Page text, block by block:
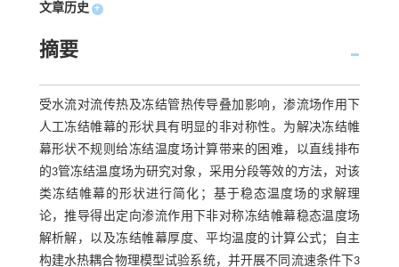
文章历史 +
摘要
受水流对流传热及冻结管热传导叠加影响，渗流场作用下
人工冻结帷幕的形状具有明显的非对称性。为解决冻结帷
幕形状不规则给冻结温度场计算带来的困难，以直线排布
的3管冻结温度场为研究对象，采用分段等效的方法，对该
类冻结帷幕的形状进行简化；基于稳态温度场的求解理
论，推导得出定向渗流作用下非对称冻结帷幕稳态温度场
解析解，以及冻结帷幕厚度、平均温度的计算公式；自主
构建水热耦合物理模型试验系统，并开展不同流速条件下3